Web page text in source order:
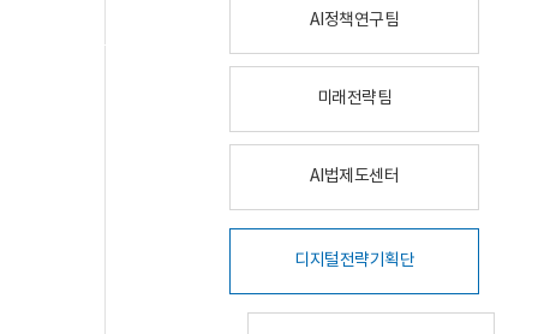
AI정책연구팀
미래전략팀
AI법제도센터
디지털전략기획단